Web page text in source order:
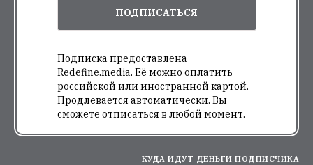
ПОДПИСАТЬСЯ
Подписка предоставлена
Redefine.media. Её можно оплатить
российской или иностранной картой.
Продлевается автоматически. Вы
сможете отписаться в любой момент.
КУДА ИДУТ ДЕНЬГИ ПОДПИСЧИКА